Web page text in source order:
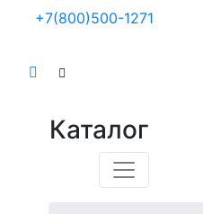
+7(800)500-1271
Каталог